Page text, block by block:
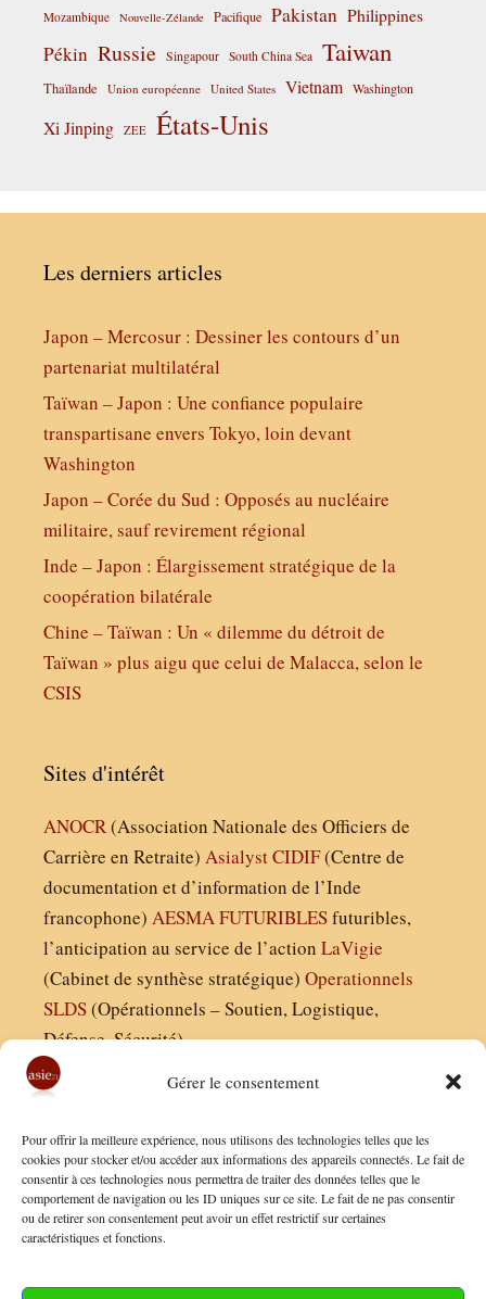
Gérer le consentement
Pour offrir la meilleure expérience, nous utilisons des technologies telles que les
cookies pour stocker et/ou accéder aux informations des appareils connectés. Le fait de
consentir à ces technologies nous permettra de traiter des données telles que le
comportement de navigation ou les ID uniques sur ce site. Le fait de ne pas consentir
ou de retirer son consentement peut avoir un effet restrictif sur certaines
caractéristiques et fonctions.
Mozambique Nouvelle-Zélande Pacifique Pakistan Philippines
Pékin Russie Singapour South China Sea Taiwan
Thaïlande Union européenne United States Vietnam Washington
Xi Jinping ZEE États-Unis
Les derniers articles
Japon – Mercosur : Dessiner les contours d’un
partenariat multilatéral
Taïwan – Japon : Une confiance populaire
transpartisane envers Tokyo, loin devant
Washington
Japon – Corée du Sud : Opposés au nucléaire
militaire, sauf revirement régional
Inde – Japon : Élargissement stratégique de la
coopération bilatérale
Chine – Taïwan : Un « dilemme du détroit de
Taïwan » plus aigu que celui de Malacca, selon le
CSIS
Sites d'intérêt
ANOCR (Association Nationale des Officiers de
Carrière en Retraite) AsialystCIDIF(Centre de
documentation et d’information de l’Inde
francophone) AESMA FUTURIBLESfuturibles,
l’anticipation au service de l’action LaVigie
(Cabinet de synthèse stratégique) Operationnels
SLDS(Opérationnels – Soutien, Logistique,
Défense, Sécurité)
Finaldées EURL
Siège social : 13 avenue Boudon, 75016, Paris
Nous contacter